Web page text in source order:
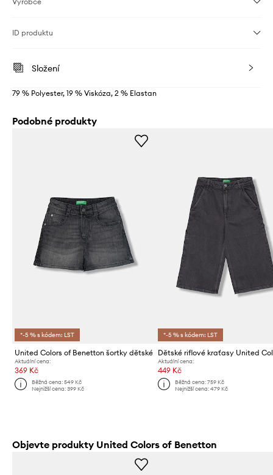
ID produktu
Složení
79 % Polyester, 19 % Viskóza, 2 % Elastan
Podobné produkty
*-5 % s kódem: LST
United Colors of Benetton šortky dětské
Aktuální cena:
369 Kč
Běžná cena:549 Kč
Nejnižší cena:399 Kč
*-5 % s kódem: LST
Aktuální cena:
449 Kč
Běžná cena: 759 Kč
Nejnižší cena: 479 Kč
Objevte produkty United Colors of Benetton